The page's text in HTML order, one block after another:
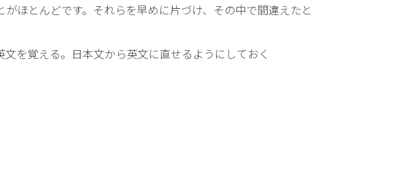
とんどです。それらを早めに片づけ、その中で間違えたと
覚える。日本文から英文に直せるようにしておく